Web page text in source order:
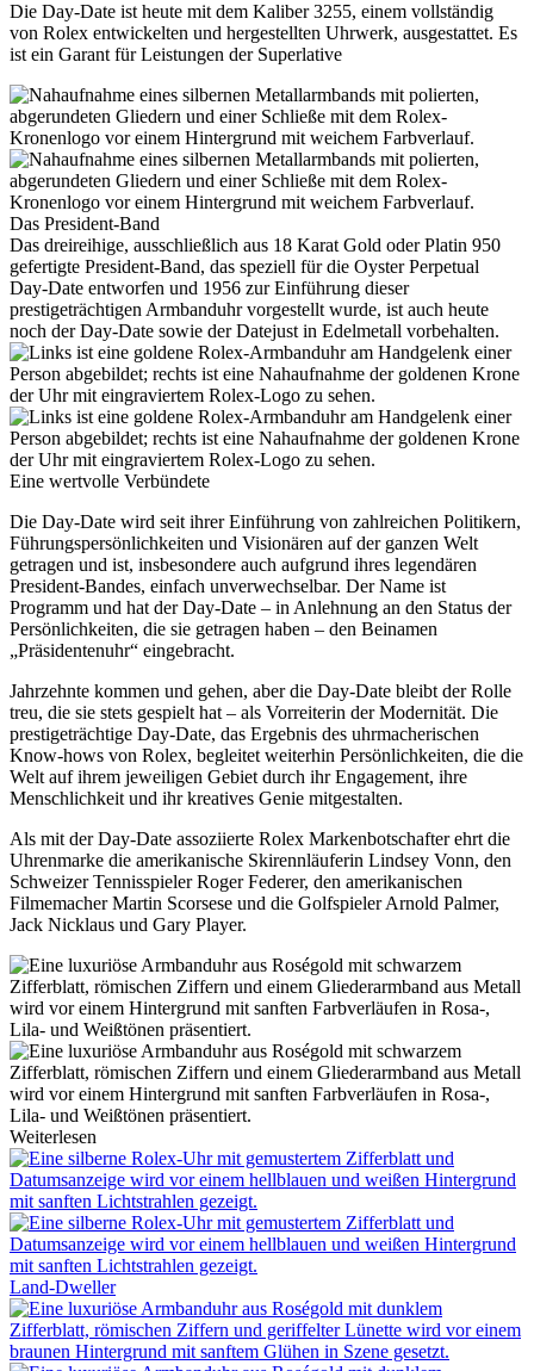
Die Day‑Date ist heute mit dem Kaliber 3255, einem vollständig
von Rolex entwickelten und hergestellten Uhrwerk, ausgestattet. Es
ist ein Garant für Leistungen der Superlative
Das President-Band
Das dreireihige, ausschließlich aus 18 Karat Gold oder Platin 950
gefertigte President-Band, das speziell für die Oyster Perpetual
Day‑Date entworfen und 1956 zur Einführung dieser
prestigeträchtigen Armbanduhr vorgestellt wurde, ist auch heute
noch der Day‑Date sowie der Datejust in Edelmetall vorbehalten.
Eine wertvolle Verbündete
Die Day‑Date wird seit ihrer Einführung von zahlreichen Politikern,
Führungspersönlichkeiten und Visionären auf der ganzen Welt
getragen und ist, insbesondere auch aufgrund ihres legendären
President-Bandes, einfach unverwechselbar. Der Name ist
Programm und hat der Day‑Date – in Anlehnung an den Status der
Persönlichkeiten, die sie getragen haben – den Beinamen
„Präsidentenuhr“ eingebracht.
Jahrzehnte kommen und gehen, aber die Day‑Date bleibt der Rolle
treu, die sie stets gespielt hat – als Vorreiterin der Modernität. Die
prestigeträchtige Day‑Date, das Ergebnis des uhrmacherischen
Know-hows von Rolex, begleitet weiterhin Persönlichkeiten, die die
Welt auf ihrem jeweiligen Gebiet durch ihr Engagement, ihre
Menschlichkeit und ihr kreatives Genie mitgestalten.
Als mit der Day‑Date assoziierte Rolex Markenbotschafter ehrt die
Uhrenmarke die amerikanische Skirennläuferin Lindsey Vonn, den
Schweizer Tennisspieler Roger Federer, den amerikanischen
Filmemacher Martin Scorsese und die Golfspieler Arnold Palmer,
Jack Nicklaus und Gary Player.
Weiterlesen
Land-Dweller